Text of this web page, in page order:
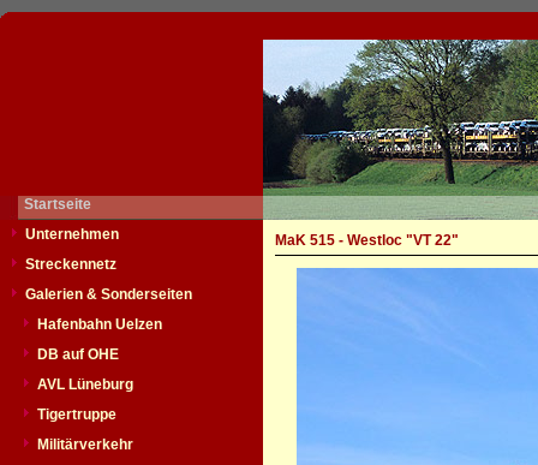
Startseite
Unternehmen
Streckennetz
Galerien & Sonderseiten
Hafenbahn Uelzen
DB auf OHE
AVL Lüneburg
Tigertruppe
Militärverkehr
MaK 515 - Westloc "VT 22"